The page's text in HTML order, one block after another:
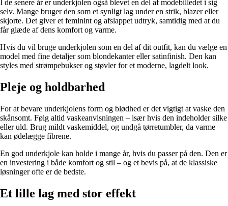
I de senere år er underkjolen også blevet en del af modebilledet i sig
selv. Mange bruger den som et synligt lag under en strik, blazer eller
skjorte. Det giver et feminint og afslappet udtryk, samtidig med at du
får glæde af dens komfort og varme.
Hvis du vil bruge underkjolen som en del af dit outfit, kan du vælge en
model med fine detaljer som blondekanter eller satinfinish. Den kan
styles med strømpebukser og støvler for et moderne, lagdelt look.
Pleje og holdbarhed
For at bevare underkjolens form og blødhed er det vigtigt at vaske den
skånsomt. Følg altid vaskeanvisningen – især hvis den indeholder silke
eller uld. Brug mildt vaskemiddel, og undgå tørretumbler, da varme
kan ødelægge fibrene.
En god underkjole kan holde i mange år, hvis du passer på den. Den er
en investering i både komfort og stil – og et bevis på, at de klassiske
løsninger ofte er de bedste.
Et lille lag med stor effekt